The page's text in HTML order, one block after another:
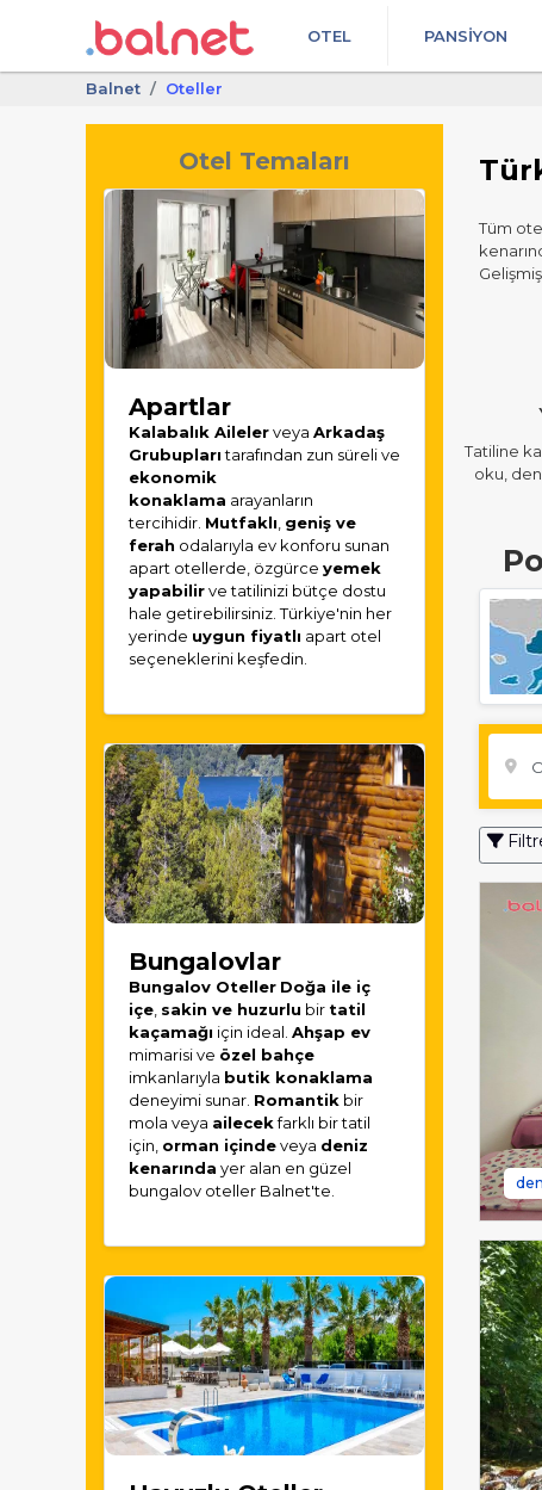
OTEL PANSIYON
Balnet Oteller
Otel Temaları
Apartlar
Kalabalık Ailelerveya Arkadaş
Grubuplarıtarafından zun süreli ve
ekonomik
konaklama arayanların
tercihidir. Mutfaklı geniş ve
ferah odalarıyla ev konforu sunan
apart otellerde, özgürce yemek
yapabilirve tatilinizi bütçe dostu
hale getirebilirsiniz. Türkiye'nin her
yerinde uygun fiyatlı apart otel
seçeneklerini keşfedin.
Bungalovlar
Bungalov Oteller Doğa ile iç
içe sakin ve huzurlu bir tatil
kaçamağı için ideal. Ahşap ev
mimarisi ve özel bahçe
imkanlarıyla butik konaklama
deneyimi sunar. Romantik bir
mola veya ailecekfarklı bir tatil
için, orman içindeveya deniz
kenarında yer alan en güzel
bungalov oteller Balnet'te.
Tüm
Tatiline
oku,